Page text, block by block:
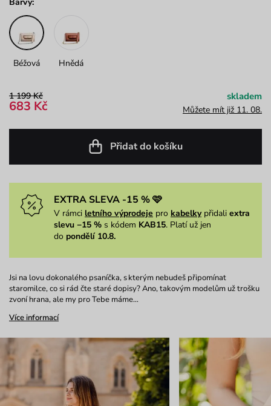
Barvy:
Béžová Hnědá
1 199 Kč
683 Kč
skladem
Můžete mít již 11. 08.
Přidat do košíku
EXTRA SLEVA -15 % 🩷
V rámci letního výprodeje pro kabelkypřidali extra
slevu −15 % s kódem KAB15. Platí už jen
do pondělí 10.8.
Jsi na lovu dokonalého psaníčka, s kterým nebudeš připomínat
staromilce, co si rád čte staré dopisy? Ano, takovým modelům už trošku
zvoní hrana, ale my pro Tebe máme…
Více informací